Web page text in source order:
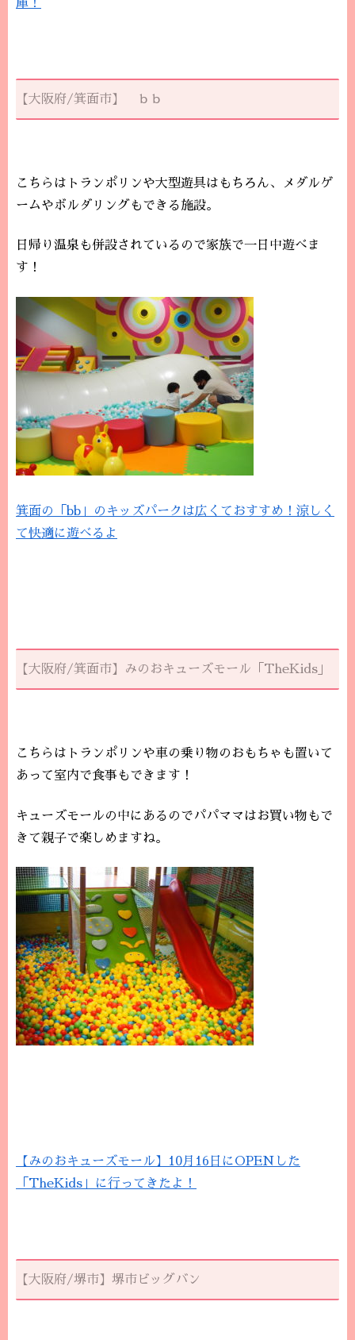
庫！
【大阪府/箕面市】 ｂｂ
こちらはトランポリンや大型遊具はもちろん、メダルゲ
ームやボルダリングもできる施設。
日帰り温泉も併設されているので家族で一日中遊べま
す！
箕面の「bb」のキッズパークは広くておすすめ！涼しく
て快適に遊べるよ
【大阪府/箕面市】みのおキューズモール「TheKids」
こちらはトランポリンや車の乗り物のおもちゃも置いて
あって室内で食事もできます！
キューズモールの中にあるのでパパママはお買い物もで
きて親子で楽しめますね。
【みのおキューズモール】10月16日にOPENした
「TheKids」に行ってきたよ！
【大阪府/堺市】堺市ビッグバン